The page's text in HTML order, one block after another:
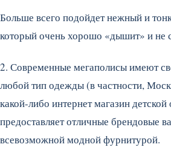
Больше всего подойдет нежный и
который очень хорошо «дышит» и не
2. Современные мегаполисы имеют
любой тип одежды (в частности,
какой-либо интернет магазин
предоставляет отличные брендовые
всевозможной модной фурнитурой.